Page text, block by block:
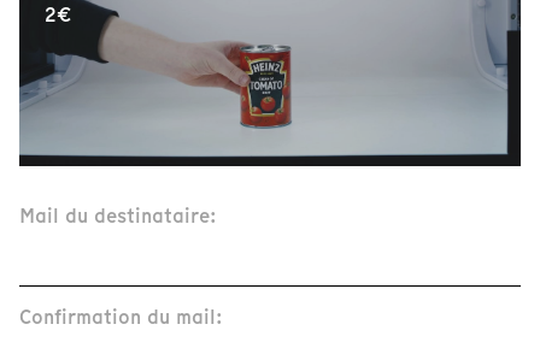
2€
Mail du destinataire:
Confirmation du mail: